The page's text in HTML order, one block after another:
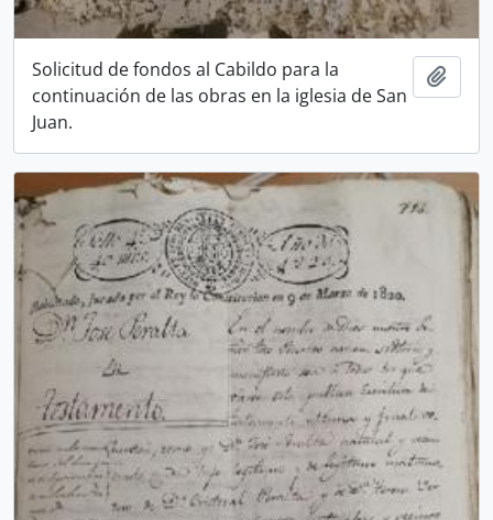
Solicitud de fondos al Cabildo para la
continuación de las obras en la iglesia de San
Juan.